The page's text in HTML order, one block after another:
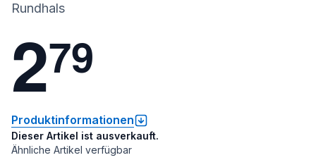
Rundhals
279
Produktinformationen
Dieser Artikel ist ausverkauft.
Ähnliche Artikel verfügbar